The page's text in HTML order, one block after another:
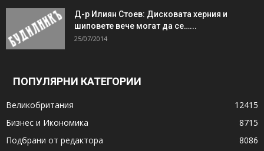
Д-р Илиян Стоев: Дисковата херния и
шиповете вече могат да се…...
25/07/2014
ПОПУЛЯРНИ КАТЕГОРИИ
Великобритания
12415
Бизнес и Икономика
8715
Подбрани от редактора
8086